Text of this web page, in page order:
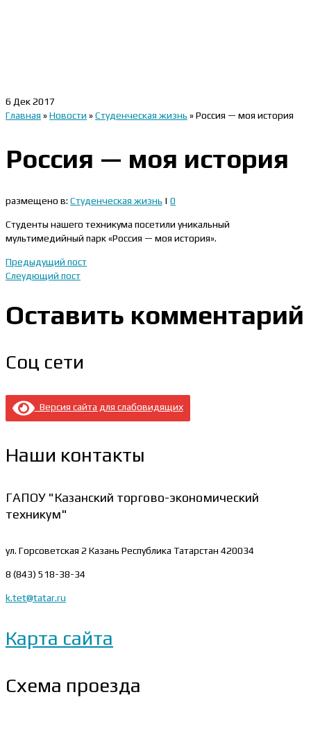
6 Дек 2017
Главная »Новости »Студенческая жизнь »Россия — моя история
Россия — моя история
размещено в: Студенческая жизнь | 0
Студенты нашего техникума посетили уникальный
мультимедийный парк «Россия — моя история».
Предыдущий пост
Слеудющий пост
Оставить комментарий
Соц сети
Версия сайта для слабовидящих
Наши контакты
ГАПОУ "Казанский торгово-экономический
техникум"
ул. Горсоветская 2 Казань Республика Татарстан 420034
8 (843) 518-38-34
k.tet@tatar.ru
Карта сайта
Схема проезда